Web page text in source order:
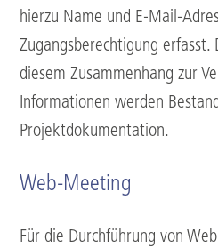
hierzu Name und E-Mail-
Zugangsberechtigung erfasst.
diesem Zusammenhang zur
Informationen werden
Projektdokumentation.
Web-Meeting
Für die Durchführung von